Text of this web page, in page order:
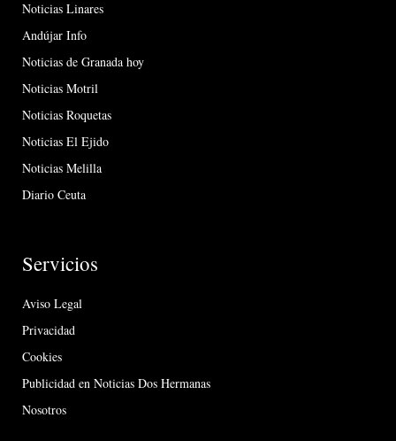
Noticias Linares
Andújar Info
Noticias de Granada hoy
Noticias Motril
Noticias Roquetas
Noticias El Ejido
Noticias Melilla
Diario Ceuta
Servicios
Aviso Legal
Privacidad
Cookies
Publicidad en Noticias Dos Hermanas
Nosotros